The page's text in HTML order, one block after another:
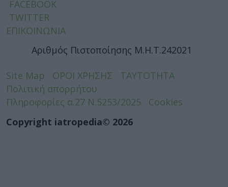
FACEBOOK
TWITTER
ΕΠΙΚΟΙΝΩΝΙΑ
Αριθμός Πιστοποίησης Μ.Η.Τ.242021
Site Map ΟΡΟΙ ΧΡΗΣΗΣ
ΤΑΥΤΟΤΗΤΑ
Πολιτική απορρήτου
Πληροφορίες α.27 Ν.5253/2025
Cookies
Copyright iatropedia© 2026